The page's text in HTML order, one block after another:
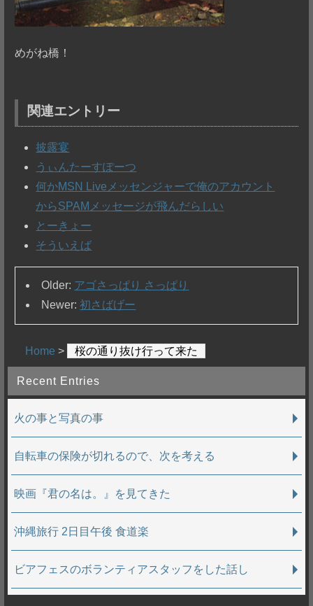
めがね橋！
関連エントリー
披露宴
うぃんたーすぽーつ
何かMSN Liveメッセンジャーで俺のアカウント
からSPAMメッセージが飛んだらしい
とーきょー
そういえば
Older: アゴさっぱり さっぱり
Newer:初さばげー
Home > 桜の通り抜け行って来た
Recent Entries
火の事と写真の事
自転車の保険が切れるので、次を考える
映画『君の名は。』を見てきた
沖縄旅行 2日目午後 食道楽
ビアフェスのボランティアスタッフをした話し